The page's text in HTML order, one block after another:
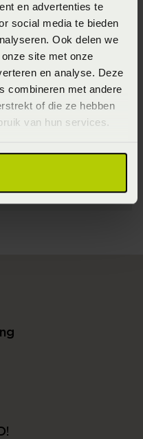
en advertenties te
social media te bieden
Ook delen we
site met onze
en analyse. Deze
combineren met andere
of die ze hebben
van hun services.